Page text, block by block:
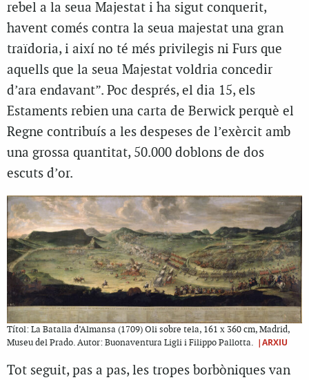
rebel a la seua Majestat i ha sigut conquerit,
havent comés contra la seua majestat una gran
traïdoria, i així no té més privilegis ni Furs que
aquells que la seua Majestat voldria concedir
d’ara endavant”. Poc després, el dia 15, els
Estaments rebien una carta de Berwick perquè el
Regne contribuís a les despeses de l’exèrcit amb
una grossa quantitat, 50.000 doblons de dos
escuts d’or.
Títol: La Batalla d’Almansa (1709) Oli sobre tela, 161 x 360 cm, Madrid,
Museu del Prado. Autor: Buonaventura Ligli i Filippo Pallotta. |ARXIU
Tot seguit, pas a pas, les tropes borbòniques van